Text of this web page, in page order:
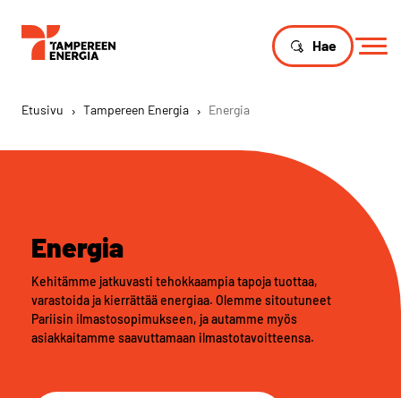
Hae
Etusivu › Tampereen Energia › Energia
Energia
Kehitämme jatkuvasti tehokkaampia tapoja tuottaa,
varastoida ja kierrättää energiaa. Olemme sitoutuneet
Pariisin ilmastosopimukseen, ja autamme myös
asiakkaitamme saavuttamaan ilmastotavoitteensa.